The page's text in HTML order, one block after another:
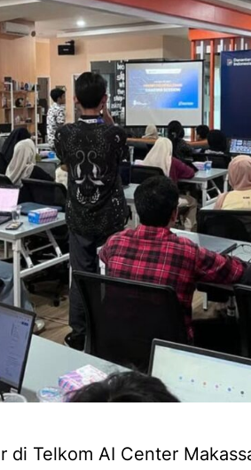
di Telkom AI Center